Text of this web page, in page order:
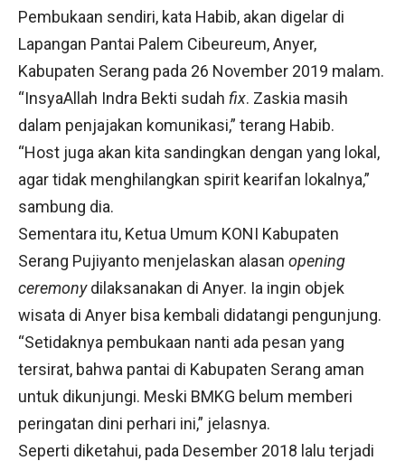
Pembukaan sendiri, kata Habib, akan digelar di
Lapangan Pantai Palem Cibeureum, Anyer,
Kabupaten Serang pada 26 November 2019 malam.
“InsyaAllah Indra Bekti sudah fix. Zaskia masih
dalam penjajakan komunikasi,” terang Habib.
“Host juga akan kita sandingkan dengan yang lokal,
agar tidak menghilangkan spirit kearifan lokalnya,”
sambung dia.
Sementara itu, Ketua Umum KONI Kabupaten
Serang Pujiyanto menjelaskan alasan opening
ceremonydilaksanakan di Anyer. Ia ingin objek
wisata di Anyer bisa kembali didatangi pengunjung.
“Setidaknya pembukaan nanti ada pesan yang
tersirat, bahwa pantai di Kabupaten Serang aman
untuk dikunjungi. Meski BMKG belum memberi
peringatan dini perhari ini,” jelasnya.
Seperti diketahui, pada Desember 2018 lalu terjadi